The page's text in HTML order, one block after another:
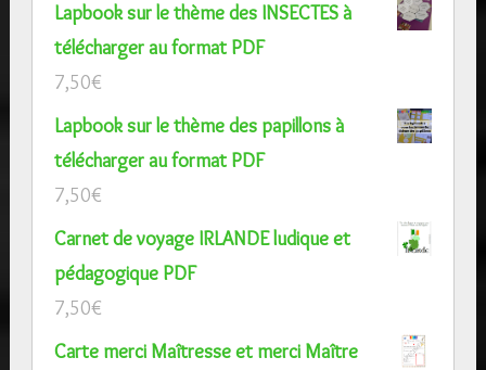
Lapbook sur le thème des INSECTES à
télécharger au format PDF
7,50€
Lapbook sur le thème des papillons à
télécharger au format PDF
7,50€
Carnet de voyage IRLANDE ludique et
pédagogique PDF
7,50€
Carte merci Maîtresse et merci Maître